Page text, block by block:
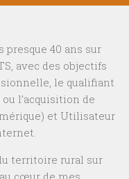
presque 40 ans sur
avec des objectifs
le qualifiant
l’acquisition de
et Utilisateur
territoire rural sur
cœur de mes